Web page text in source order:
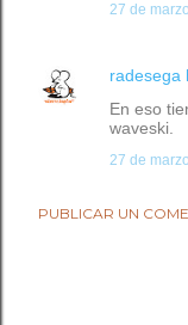
27 de
radesega
En eso
waveski.
27 de
PUBLICAR UN